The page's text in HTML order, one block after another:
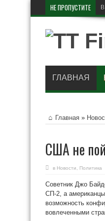
НЕ ПРОПУСТИТЕ
ГЛАВНАЯ
Главная »
США не
в Новости Политика
Советник Джо
СП-2, а
возможность
вовлеченными